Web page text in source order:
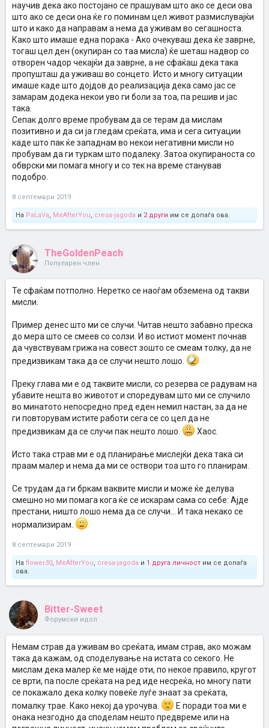
научив дека ако постојано се прашувам што ако се деси ова
што ако се деси она ќе го поминам цел живот размислувајќи
што и како да направам а нема да уживам во сегашноста.
Како што имаше една порака - Ако очекуваш дека ќе заврне,
тогаш цел ден (окупиран со таа мисла) ќе шеташ надвор со
отворен чадор чекајќи да заврне, а не сфаќаш дека така
пропушташ да уживаш во сонцето. Исто и многу ситуации
имаше каде што дојдов до реализација дека само јас се
замарам додека некои уво ги боли за тоа, па решив и јас
така.
Сепак долго време пробувам да се терам да мислам
позитивно и да си ја гледам среќата, има и сега ситуации
каде што пак ќе западнам во некои негативни мисли но
пробувам да ги туркам што подалеку. Затоа окупираноста со
обврски ми помага многу и со тек на време станував
подобро.
8 септември 2019
На PaLaVa, MeAfterYou, cresa-jagoda и 2 други им се допаѓа ова.
TheGoldenPeach
Популарен член
Те сфаќам потполно. Неретко се наоѓам обземена од такви
мисли.
Пример денес што ми се случи. Читав нешто забавно преска
до мера што се смеев со солзи. И во истиот момент почнав
да чувствувам грижа на совест зошто се смеам толку, да не
предизвикам така да се случи нешто лошо.
Преку глава ми е од таквите мисли, со резерва се радувам на
убавите нешта во животот и споредувам што ми се случило
во минатото непосредно пред еден немил настан, за да не
ги повторувам истите работи сега се со цел да не
предизвикам да се случи пак нешто лошо.
Хаос.
Исто така страв ми е од планирање мислејќи дека така си
праам малер и нема да ми се оствори тоа што го планирам.
Се трудам да ги бркам ваквите мисли и може ќе делува
смешно но ми помага кога ќе се искарам сама со себе: Ајде
престани, ништо лошо нема да се случи... И така некако се
нормализирам.
8 септември 2019
На flower30, MeAfterYou, cresa-jagoda и 1 друга личност им се допаѓа
ова.
Bitter-Sweet
Форумски идол
Немам страв да уживам во среќата, имам страв, ако можам
така да кажам, од споделување на истата со секого. Не
мислам дека малер ќе ме најде оти, по некое правило, кругот
се врти, па после среќата на ред иде несреќа, но многу пати
се покажало дека колку повеќе луѓе знаат за среќата,
помалку трае. Како некој да урочува.
Е поради тоа ми е
онака незгодно да споделам нешто предвреме или на